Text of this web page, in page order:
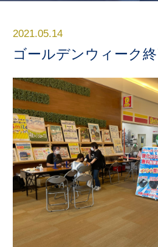
2021.05.14
ゴールデンウィーク終